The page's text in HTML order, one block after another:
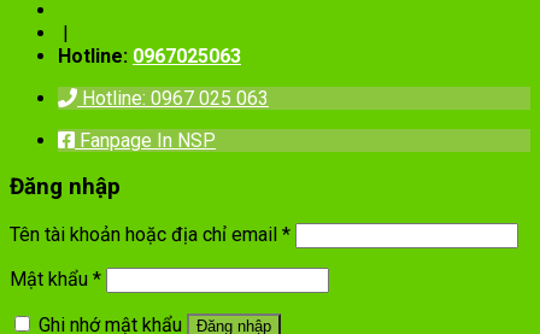
|
Hotline: 0967025063
Hotline: 0967 025 063
Fanpage In NSP
Đăng nhập
Tên tài khoản hoặc địa chỉ email *
Mật khẩu *
Ghi nhớ mật khẩu
Đăng nhập